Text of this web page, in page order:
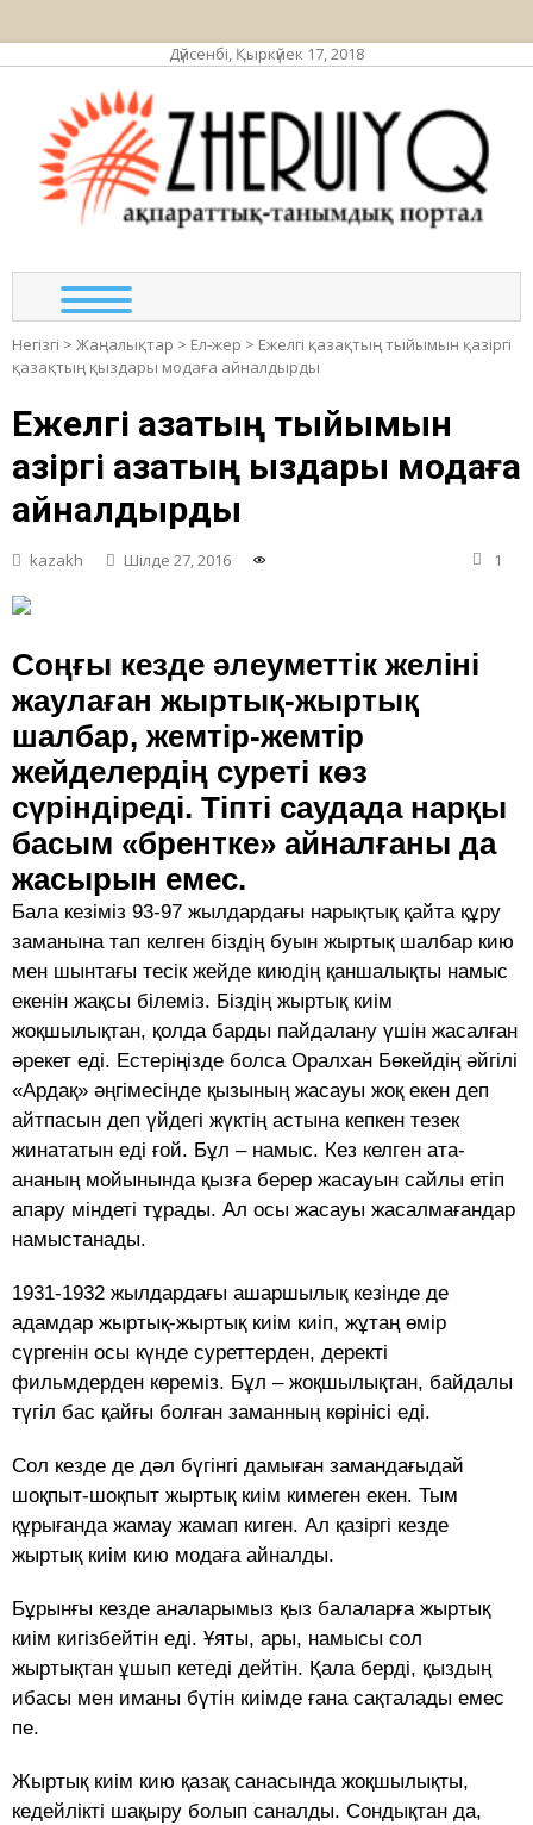
Дүйсенбі, Қыркүйек 17, 2018
Негізгі > Жаңалықтар > Ел-жер > Ежелгі қазақтың тыйымын қазіргі
қазақтың қыздары модаға айналдырды
Ежелгі қазақтың тыйымын
қазіргі қазақтың қыздары модаға
айналдырды
kazakh Шілде 27, 2016 1
Соңғы кезде әлеуметтік желіні
жаулаған жыртық-жыртық
шалбар, жемтір-жемтір
жейделердің суреті көз
сүріндіреді. Тіпті саудада нарқы
басым «брентке» айналғаны да
жасырын емес.
Бала кезіміз 93-97 жылдардағы нарықтық қайта құру
заманына тап келген біздің буын жыртық шалбар кию
мен шынтағы тесік жейде киюдің қаншалықты намыс
екенін жақсы білеміз. Біздің жыртық киім
жоқшылықтан, қолда барды пайдалану үшін жасалған
әрекет еді. Естеріңізде болса Оралхан Бөкейдің әйгілі
«Ардақ» әңгімесінде қызының жасауы жоқ екен деп
айтпасын деп үйдегі жүктің астына кепкен тезек
жинататын еді ғой. Бұл – намыс. Кез келген ата-
ананың мойынында қызға берер жасауын сайлы етіп
апару міндеті тұрады. Ал осы жасауы жасалмағандар
намыстанады.
1931-1932 жылдардағы ашаршылық кезінде де
адамдар жыртық-жыртық киім киіп, жұтаң өмір
сүргенін осы күнде суреттерден, деректі
фильмдерден көреміз. Бұл – жоқшылықтан, байдалы
түгіл бас қайғы болған заманның көрінісі еді.
Сол кезде де дәл бүгінгі дамыған замандағыдай
шоқпыт-шоқпыт жыртық киім кимеген екен. Тым
құрығанда жамау жамап киген. Ал қазіргі кезде
жыртық киім кию модаға айналды.
Бұрынғы кезде аналарымыз қыз балаларға жыртық
киім кигізбейтін еді. Ұяты, ары, намысы сол
жыртықтан ұшып кетеді дейтін. Қала берді, қыздың
ибасы мен иманы бүтін киімде ғана сақталады емес
пе.
Жыртық киім кию қазақ санасында жоқшылықты,
кедейлікті шақыру болып саналды. Сондықтан да,